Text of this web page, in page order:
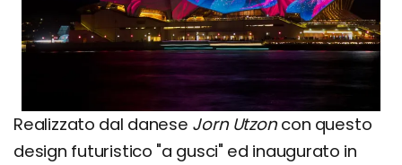
Realizzato dal danese Jorn Utzoncon questo
design futuristico "a gusci" ed inaugurato in